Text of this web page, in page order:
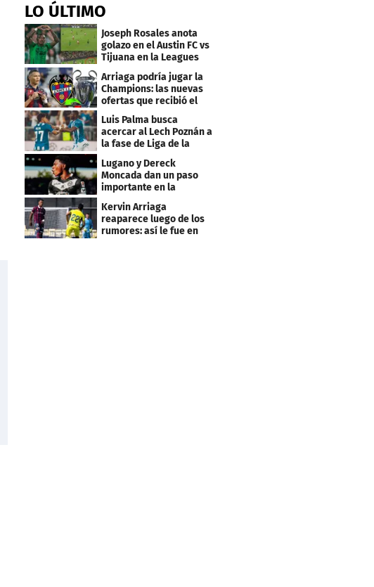
LO ÚLTIMO
Joseph Rosales anota
golazo en el Austin FC vs
Tijuana en la Leagues
Cup
Arriaga podría jugar la
Champions: las nuevas
ofertas que recibió el
Levante
Luis Palma busca
acercar al Lech Poznán a
la fase de Liga de la
Lugano y Dereck
Moncada dan un paso
importante en la
Conference League
Kervin Arriaga
reaparece luego de los
rumores: así le fue en